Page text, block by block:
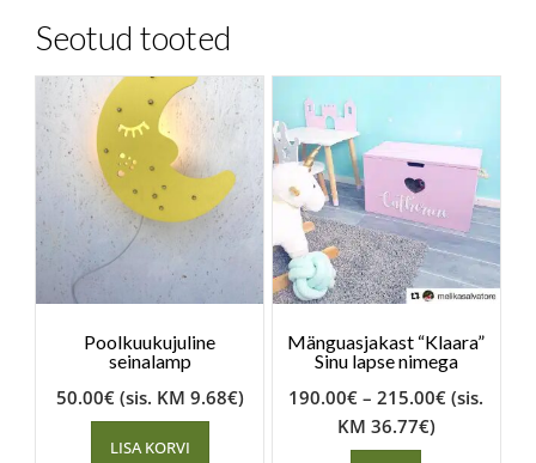
Seotud tooted
Poolkuukujuline
seinalamp
50.00€ (sis. KM 9.68€)
LISA KORVI
Mänguasjakast “Klaara”
Sinu lapse nimega
190.00€ – 215.00€ (sis.
KM 36.77€)